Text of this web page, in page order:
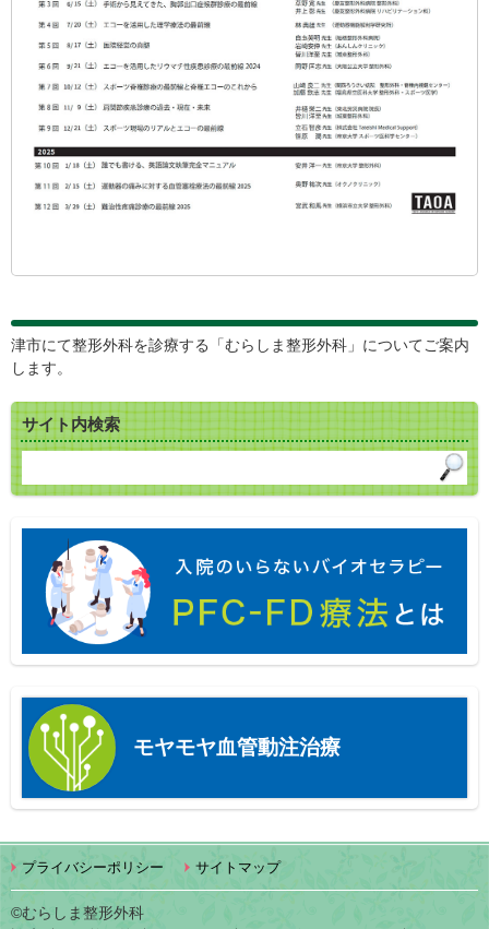
津市にて整形外科を診療する「むらしま整形外科」についてご案内
します。
サイト内検索
モヤモヤ血管動注治療
プライバシーポリシー サイトマップ
©むらしま整形外科